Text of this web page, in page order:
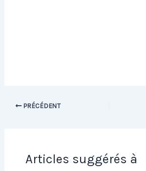
PRÉCÉDENT
Articles suggérés à